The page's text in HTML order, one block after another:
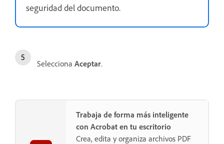
seguridad del documento.
Selecciona Aceptar.
Trabaja de forma más inteligente
con Acrobat en tu escritorio
Crea, edita y organiza archivos PDF